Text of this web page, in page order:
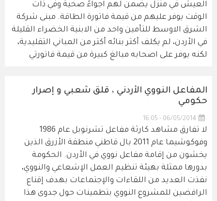
العيش في منزل يضمن لهم اجواءً صحية وفي ذات
الوقت يوفر عليهم من قيمة فاتورة الطاقة. مبنى شركة
الشرق الاوسط للتأمين واحد من الابنية الخضراء القليلة
في الأردن، لم يكلف أكثر بنائه أكثر من المباني التقليدية،
لكنه يوفر على اصحابه مبالغ كبيرة من قيمة فاتورتي
المفاعل النووي الأردني ، قلق شعبي و إصرار
حكومي
06/05/2014 - 16:05
لا تفارق مشاهد كارثة مفاعل تشرنوبل عام 1986
وفوكوشيما عام 2011 بال قاطني منطقة الأزرق الذين
يخشون من إقامة مفاعل نووي في الأردن. الحكومة
بدورها ممثلة بهيئة تنظيم العمل الإشعاعي والنووي،
نفذت العديد من اللقاءات والإجتماعات بهدف إقناع
الرافضين للمشروع النووي بتطمينات حول جدوى هذا